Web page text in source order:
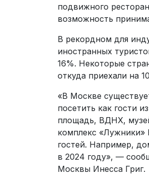
подвижного
возможность
В рекордном для
иностранных
16%. Некоторые
откуда приехали на
«В Москве
посетить как гости
площадь, ВДНХ,
комплекс «Лужники»
гостей. Например,
в 2024 году», —
Москвы Инесса Григ.